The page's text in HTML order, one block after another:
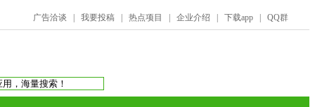
广告洽谈 我要投稿 热点项目 企业介绍 下载app QQ群